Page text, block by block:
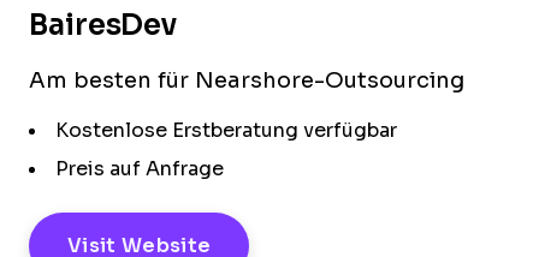
BairesDev
Am besten für Nearshore-Outsourcing
Kostenlose Erstberatung verfügbar
Preis auf Anfrage
Visit Website